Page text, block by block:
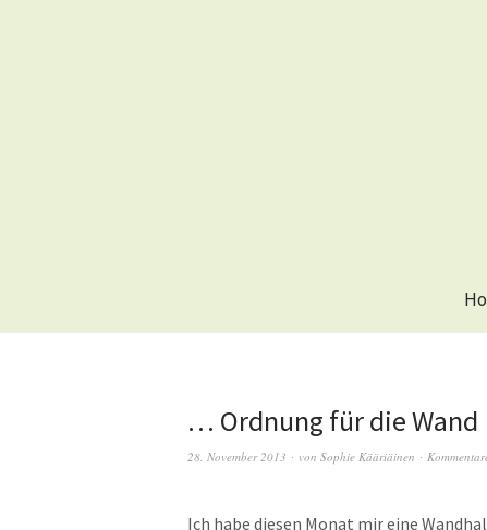
… Ordnung für die Wand
28. November 2013 von Sophie Kääriäinen
Ich habe diesen Monat mir eine